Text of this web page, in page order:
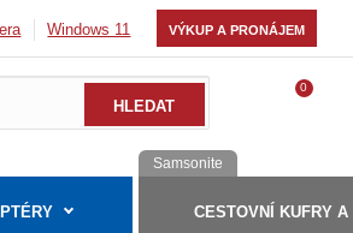
Windows 11 VÝKUP A PRONÁJEM
0
Samsonite
CESTOVNÍ KUFRY A